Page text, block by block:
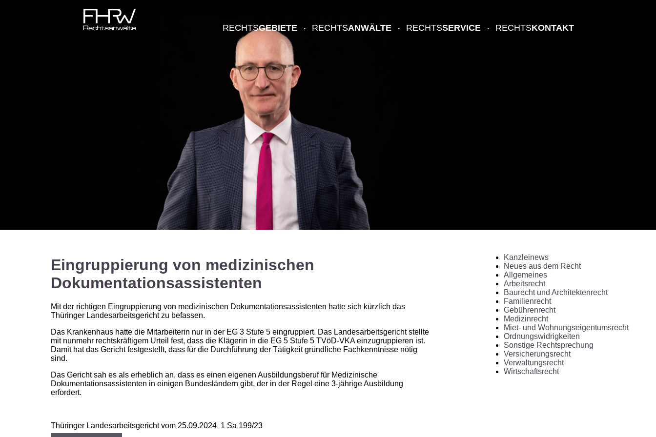
RECHTSGEBIETE RECHTSANWÄLTE RECHTSSERVICE RECHTSKONTAKT
Eingruppierung von medizinischen
Dokumentationsassistenten
Mit der richtigen Eingruppierung von medizinischen Dokumentationsassistenten hatte sich kürzlich das
Thüringer Landesarbeitsgericht zu befassen.
Das Krankenhaus hatte die Mitarbeiterin nur in der EG 3 Stufe 5 eingruppiert. Das Landesarbeitsgericht stellte
mit nunmehr rechtskräftigem Urteil fest, dass die Klägerin in die EG 5 Stufe 5 TVöD-VKA einzugruppieren ist.
Damit hat das Gericht festgestellt, dass für die Durchführung der Tätigkeit gründliche Fachkenntnisse nötig
sind.
Das Gericht sah es als erheblich an, dass es einen eigenen Ausbildungsberuf für Medizinische
Dokumentationsassistenten in einigen Bundesländern gibt, der in der Regel eine 3-jährige Ausbildung
erfordert.
Thüringer Landesarbeitsgericht vom 25.09.2024 1 Sa 199/23
Kanzleinews
Neues aus dem Recht
Allgemeines
Arbeitsrecht
Baurecht und Architektenrecht
Familienrecht
Gebührenrecht
Medizinrecht
Miet- und Wohnungseigentumsrecht
Ordnungswidrigkeiten
Sonstige Rechtsprechung
Versicherungsrecht
Verwaltungsrecht
Wirtschaftsrecht